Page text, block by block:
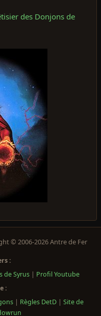
des Donjons de
© 2006-2026 Antre de Fer
:
de Syrus| Profil Youtube
:
| Règles DetD | Site de